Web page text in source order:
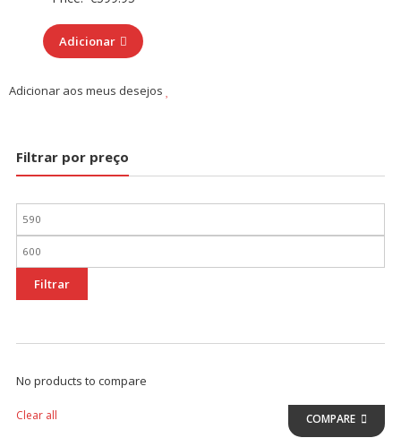
Adicionar
Adicionar aos meus desejos
Filtrar por preço
Preço
mínimo
Preço
máximo
Filtrar
No products to compare
Clear all COMPARE